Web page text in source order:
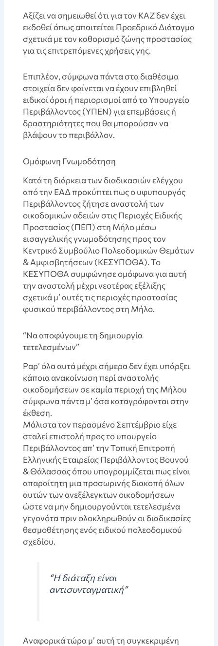
Aξίζει να σημειωθεί ότι για τον ΚΑΖ δεν έχει
εκδοθεί όπως απαιτείται Προεδρικό Διάταγμα
σχετικά με τον καθορισμό ζώνης προστασίας
για τις επιτρεπόμενες χρήσεις γης.
Eπιπλέον, σύμφωνα πάντα στα διαθέσιμα
στοιχεία δεν φαίνεται να έχουν επιβληθεί
ειδικοί όροι ή περιορισμοί από το Υπουργείο
Περιβάλλοντος (ΥΠΕΝ) για επεμβάσεις ή
δραστηριότητες που θα μπορούσαν να
βλάψουν το περιβάλλον.
Ομόφωνη Γνωμοδότηση
Kατά τη διάρκεια των διαδικασιών ελέγχου
από την ΕΑΔ προκύπτει πως ο υφυπουργός
Περιβάλλοντος ζήτησε αναστολή των
οικοδομικών αδειών στις Περιοχές Ειδικής
Προστασίας (ΠΕΠ) στη Μήλο μέσω
εισαγγελικής γνωμοδότησης προς τον
Κεντρικό Συμβούλιο Πολεοδομικών Θεμάτων
& Αμφισβητήσεων (ΚΕΣΥΠΟΘΑ). Το
ΚΕΣΥΠΟΘΑ συμφώνησε ομόφωνα για αυτή
την αναστολή μέχρι νεοτέρας εξέλιξης
σχετικά μ’ αυτές τις περιοχές προστασίας
φυσικού περιβάλλοντος στη Μήλο.
“Να αποφύγουμε τη δημιουργία
τετελεσμένων”
Pαρ’ όλα αυτά μέχρι σήμερα δεν έχει υπάρξει
κάποια ανακοίνωση περί αναστολής
οικοδομήσεων σε καμία περιοχή της Μήλου
σύμφωνα πάντα μ’ όσα καταγράφονται στην
έκθεση.
Mάλιστα τον περασμένο Σεπτέμβριο είχε
σταλεί επιστολή προς το υπουργείο
Περιβάλλοντος απ’ την Τοπική Επιτροπή
Ελληνικής Εταιρείας Περιβάλλοντος Βουνού
& Θάλασσας όπου υπογραμμίζεται πως είναι
απαραίτητη μια προσωρινής διακοπή όλων
αυτών των ανεξέλεγκτων οικοδομήσεων
ώστε να μην δημιουργούνται τετελεσμένα
γεγονότα πριν ολοκληρωθούν οι διαδικασίες
θεσμοθέτησης ενός ειδικού πολεοδομικού
σχεδίου.
“Η διάταξη είναι
αντισυνταγματική”
Aναφορικά τώρα μ’ αυτή τη συγκεκριμένη